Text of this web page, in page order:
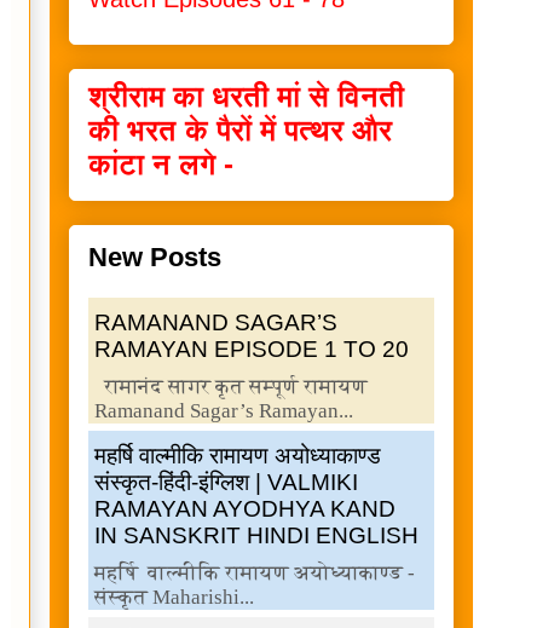
श्रीराम का धरती मां से विनती
की भरत के पैरों में पत्थर और
कांटा न लगे -
New Posts
RAMANAND SAGAR’S
RAMAYAN EPISODE 1 TO 20
रामानंद सागर कृत सम्पूर्ण रामायण
Ramanand Sagar’s Ramayan...
महर्षि वाल्मीकि रामायण अयोध्याकाण्ड
संस्कृत-हिंदी-इंग्लिश | VALMIKI
RAMAYAN AYODHYA KAND
IN SANSKRIT HINDI ENGLISH
महर्षि वाल्मीकि रामायण अयोध्याकाण्ड -
संस्कृत Maharishi...